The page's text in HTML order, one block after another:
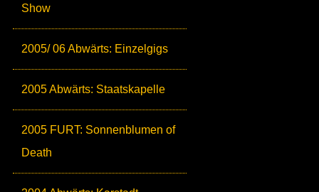
Show
2005/ 06 Abwärts: Einzelgigs
2005 Abwärts: Staatskapelle
2005 FURT: Sonnenblumen of
Death